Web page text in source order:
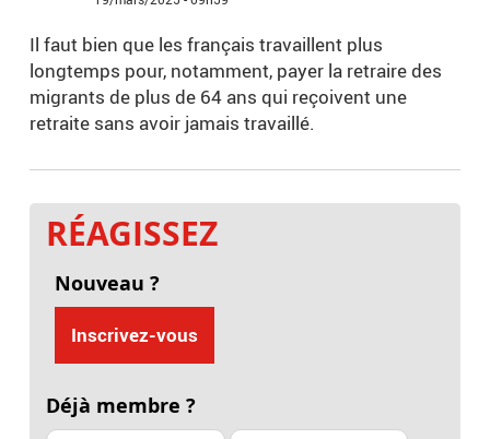
Il faut bien que les français travaillent plus
longtemps pour, notamment, payer la retraire des
migrants de plus de 64 ans qui reçoivent une
retraite sans avoir jamais travaillé.
RÉAGISSEZ
Nouveau ?
Inscrivez-vous
Déjà membre ?